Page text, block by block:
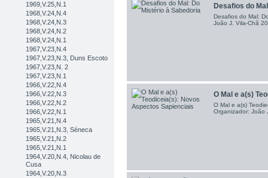
1969,V.25,N.1
1968,V.24,N.4
1968,V.24,N.3
1968,V.24,N.2
1968,V.24,N.1
1967,V.23,N.4
1967,V.23,N.3, Duns Escoto
1967,V.23,N. 2
1967,V.23,N.1
1966,V.22,N.4
1966,V.22,N.3
1966,V.22,N.2
1966,V.22,N.1
1965,V.21,N.4
1965,V.21,N.3, Séneca
1965,V.21,N.2
1965,V.21,N.1
1964,V.20,N.4, Nicolau de
Cusa
1964,V.20,N.3
Desafios do
Desafios do Mal:
João J. Vila-Chã
O Mal e a(s)
O Mal e a(s)
Organizador: João